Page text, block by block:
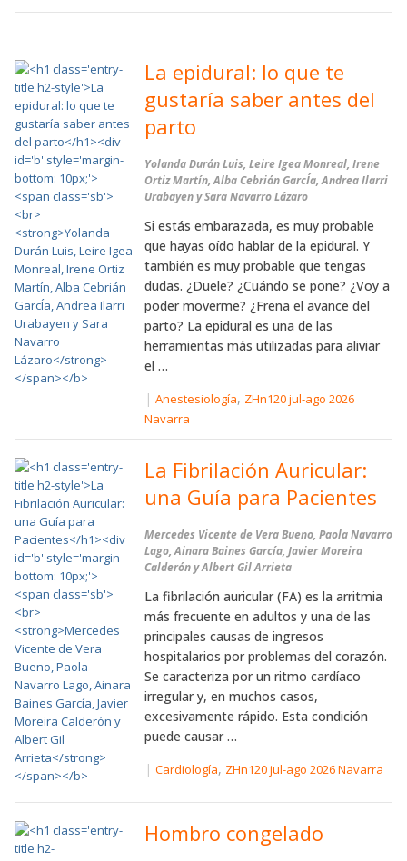
La epidural: lo que te
gustaría saber antes del
parto
Yolanda Durán Luis, Leire Igea Monreal, Irene
Ortiz Martín, Alba Cebrián GarcÍa, Andrea Ilarri
Urabayen y Sara Navarro Lázaro
Si estás embarazada, es muy probable
que hayas oído hablar de la epidural. Y
también es muy probable que tengas
dudas. ¿Duele? ¿Cuándo se pone? ¿Voy a
poder moverme? ¿Frena el avance del
parto? La epidural es una de las
herramientas más utilizadas para aliviar
el …
| Anestesiología, ZHn120 jul-ago 2026
Navarra
La Fibrilación Auricular:
una Guía para Pacientes
Mercedes Vicente de Vera Bueno, Paola Navarro
Lago, Ainara Baines García, Javier Moreira
Calderón y Albert Gil Arrieta
La fibrilación auricular (FA) es la arritmia
más frecuente en adultos y una de las
principales causas de ingresos
hospitalarios por problemas del corazón.
Se caracteriza por un ritmo cardíaco
irregular y, en muchos casos,
excesivamente rápido. Esta condición
puede causar …
| Cardiología, ZHn120 jul-ago 2026 Navarra
Hombro congelado